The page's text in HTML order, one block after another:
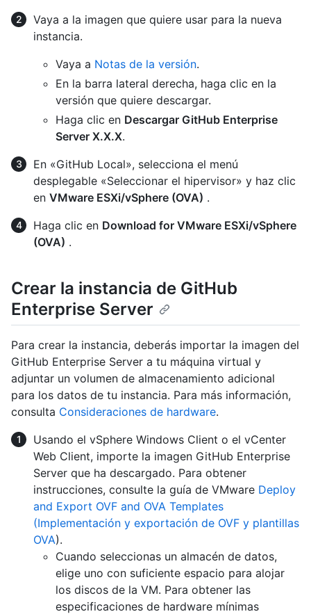
Vaya a la imagen que quiere usar para la nueva
instancia.
Vaya a Notas de la versión.
En la barra lateral derecha, haga clic en la
versión que quiere descargar.
Haga clic en Descargar GitHub Enterprise
Server X.X.X.
En «GitHub Local», selecciona el menú
desplegable «Seleccionar el hipervisor» y haz clic
en VMware ESXi/vSphere (OVA) .
Haga clic en Download for VMware ESXi/vSphere
(OVA) .
Crear la instancia de GitHub
Enterprise Server
Para crear la instancia, deberás importar la imagen del
GitHub Enterprise Server a tu máquina virtual y
adjuntar un volumen de almacenamiento adicional
para los datos de tu instancia. Para más información,
consulta Consideraciones de hardware.
Usando el vSphere Windows Client o el vCenter
Web Client, importe la imagen GitHub Enterprise
Server que ha descargado. Para obtener
instrucciones, consulte la guía de VMware Deploy
and Export OVF and OVA Templates
(Implementación y exportación de OVF y plantillas
OVA).
Cuando seleccionas un almacén de datos,
elige uno con suficiente espacio para alojar
los discos de la VM. Para obtener las
especificaciones de hardware mínimas